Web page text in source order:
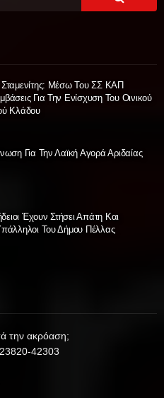
Μέσω Του ΣΣ ΚΑΠ
Για Την Ενίσχυση Του Οινικού
Κλάδου
Για Την Λαϊκή Αγορά Αριδαίας
Έχουν Στήσει Απάτη Και
Του Δήμου Πέλλας
την ακρόαση;
42303